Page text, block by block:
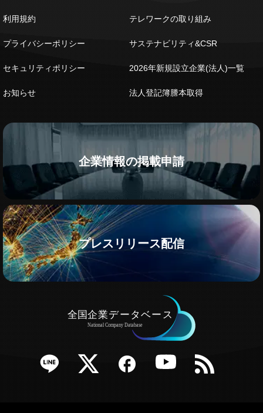
利用規約
プライバシーポリシー
セキュリティポリシー
お知らせ
テレワークの取り組み
サステナビリティ&CSR
2026年新規設立企業(法人)一覧
法人登記簿謄本取得
企業情報の掲載申請
プレスリリース配信
Twitter Facebook YouTube RSS